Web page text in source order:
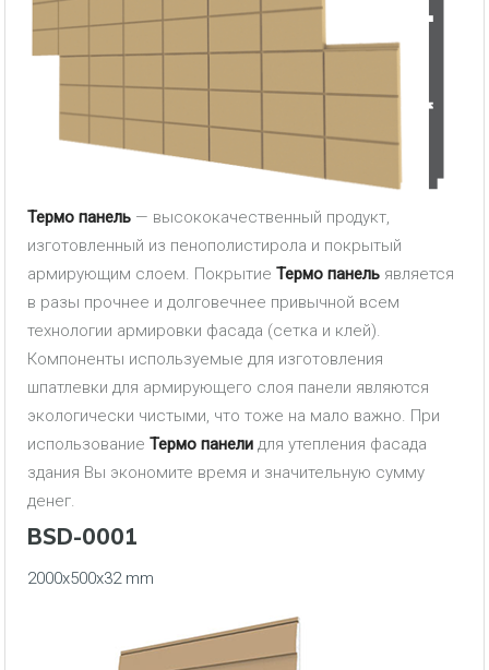
Термо панель — высококачественный продукт,
изготовленный из пенополистирола и покрытый
армирующим слоем. Покрытие Термо панель является
в разы прочнее и долговечнее привычной всем
технологии армировки фасада (сетка и клей).
Компоненты используемые для изготовления
шпатлевки для армирующего слоя панели являются
экологически чистыми, что тоже на мало важно. При
использование Термо панели для утепления фасада
здания Вы экономите время и значительную сумму
денег.
BSD-0001
2000x500x32 mm